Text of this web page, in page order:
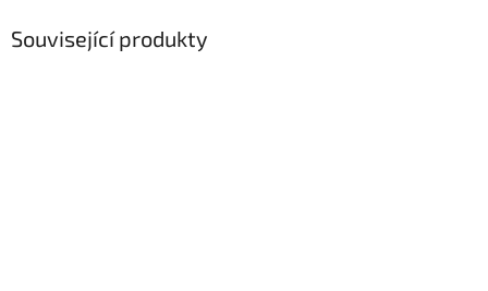
Související produkty